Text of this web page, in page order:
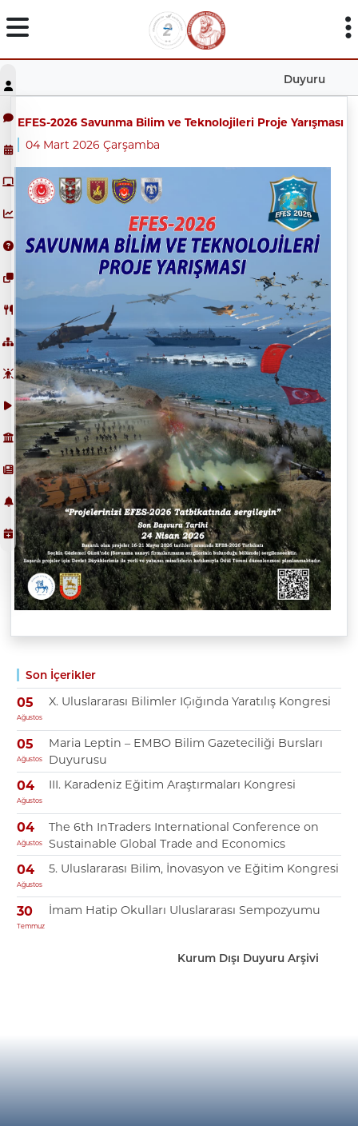
Duyuru
Son İçerikler
05
Ağustos
X. Uluslararası Bilimler IĢığında Yaratılış Kongresi
05
Ağustos
Maria Leptin – EMBO Bilim Gazeteciliği Bursları
Duyurusu
04
Ağustos
III. Karadeniz Eğitim Araştırmaları Kongresi
04
Ağustos
The 6th InTraders International Conference on
Sustainable Global Trade and Economics
04
Ağustos
5. Uluslararası Bilim, İnovasyon ve Eğitim Kongresi
30
Temmuz
İmam Hatip Okulları Uluslararası Sempozyumu
Kurum Dışı Duyuru Arşivi
EFES-2026 Savunma Bilim ve Teknolojileri Proje Yarışması
04 Mart 2026 Çarşamba